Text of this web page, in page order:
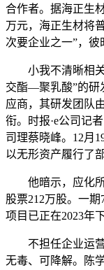
合作者。据海正生
万元，海正生材将
次要企业之一”，彼
小我不清晰相关
交酯—聚乳酸”的研
应商，其研发团队
衔。时报·e公司记
司理蔡晓峰。12月
以无形资产履行了
他暗示，应化所
股票212万股。一
项目已正在2023年
不担任企业运营
无毒、可降解。陈